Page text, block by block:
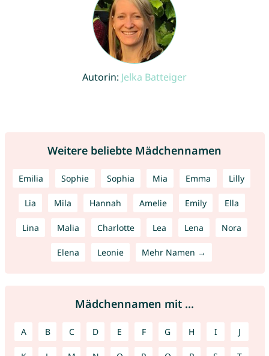
Autorin: Jelka Batteiger
Weitere beliebte Mädchennamen
Emilia Sophie Sophia Mia Emma Lilly
Lia Mila Hannah Amelie Emily Ella
Lina Malia Charlotte Lea Lena Nora
Elena Leonie Mehr Namen →
Mädchennamen mit ...
A B C D E F G H I J